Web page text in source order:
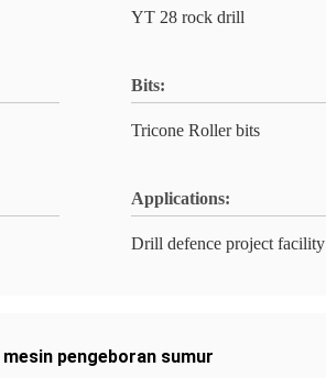
YT 28 rock drill
Bits:
Tricone Roller bits
Applications:
Drill defence project facility
mesin pengeboran sumur